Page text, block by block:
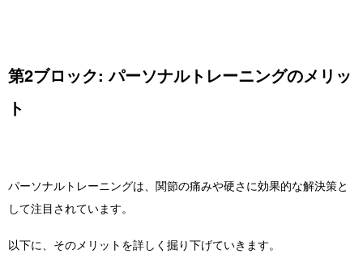
第2ブロック: パーソナルトレーニングのメリッ
ト
パーソナルトレーニングは、関節の痛みや硬さに効果的な解決策と
して注目されています。
以下に、そのメリットを詳しく掘り下げていきます。